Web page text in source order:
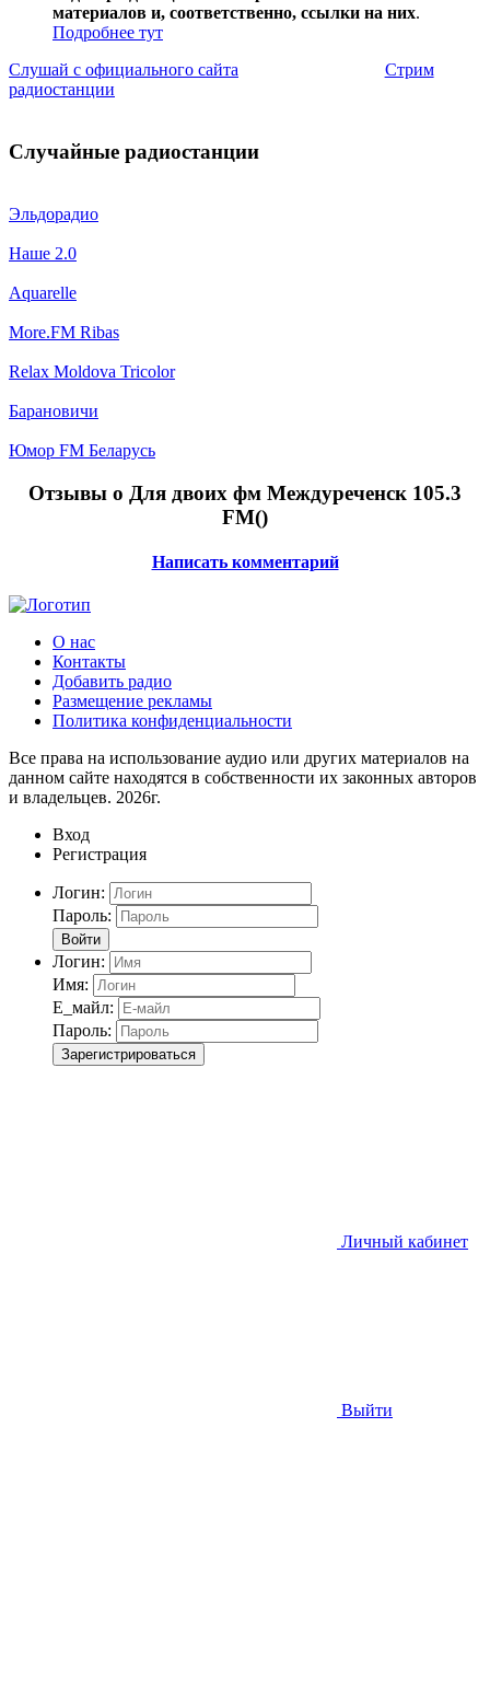
материалов и, соответственно, ссылки на них.
Подробнее тут
Слушай с официального сайта
Стрим
радиостанции
Случайные радиостанции
Эльдорадио
Наше 2.0
Aquarelle
More.FM Ribas
Relax Moldova Tricolor
Барановичи
Юмор FM Беларусь
Отзывы о Для двоих фм Междуреченск 105.3
FM()
Написать комментарий
О нас
Контакты
Добавить радио
Размещение рекламы
Политика конфиденциальности
Все права на использование аудио или других материалов на
данном сайте находятся в собственности их законных авторов
и владельцев. 2026г.
Вход
Регистрация
Логин:
Пароль:
Войти
Логин:
Имя:
Е_майл:
Пароль:
Зарегистрироваться
Личный кабинет
Выйти